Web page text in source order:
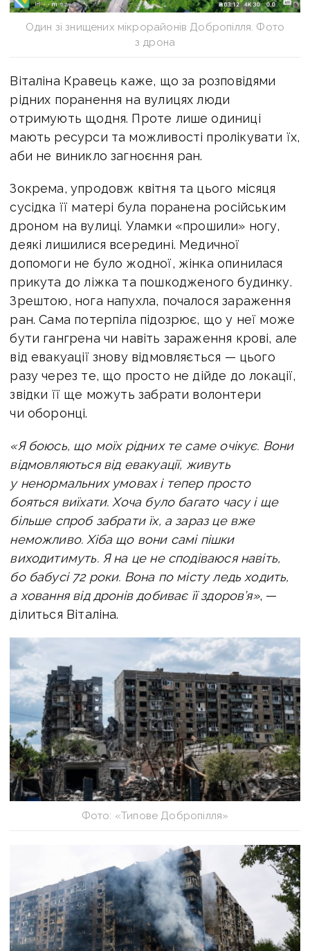
Один зі знищених мікрорайонів Добропілля. Фото
з дрона
Віталіна Кравець каже, що за розповідями
рідних поранення на вулицях люди
отримують щодня. Проте лише одиниці
мають ресурси та можливості пролікувати їх,
аби не виникло загноєння ран.
Зокрема, упродовж квітня та цього місяця
сусідка її матері була поранена російським
дроном на вулиці. Уламки «прошили» ногу,
деякі лишилися всередині. Медичної
допомоги не було жодної, жінка опинилася
прикута до ліжка та пошкодженого будинку.
Зрештою, нога напухла, почалося зараження
ран. Сама потерпіла підозрює, що у неї може
бути гангрена чи навіть зараження крові, але
від евакуації знову відмовляється — цього
разу через те, що просто не дійде до локації,
звідки її ще можуть забрати волонтери
чи оборонці.
«Я боюсь, що моїх рідних те саме очікує. Вони
відмовляються від евакуації, живуть
у ненормальних умовах і тепер просто
бояться виїхати. Хоча було багато часу і ще
більше спроб забрати їх, а зараз це вже
неможливо. Хіба що вони самі пішки
виходитимуть. Я на це не сподіваюся навіть,
бо бабусі 72 роки. Вона по місту ледь ходить,
а ховання від дронів добиває її здоров’я», —
ділиться Віталіна.
Фото: «Типове Добропілля»